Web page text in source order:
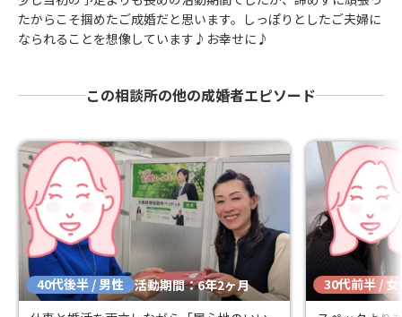
たからこそ掴めたご成婚だと思います。しっぽりとしたご夫婦に
なられることを想像しています♪お幸せに♪
この相談所の他の成婚者エピソード
40代後半 / 男性 活動期間：6年2ヶ月
30代前半 / 女